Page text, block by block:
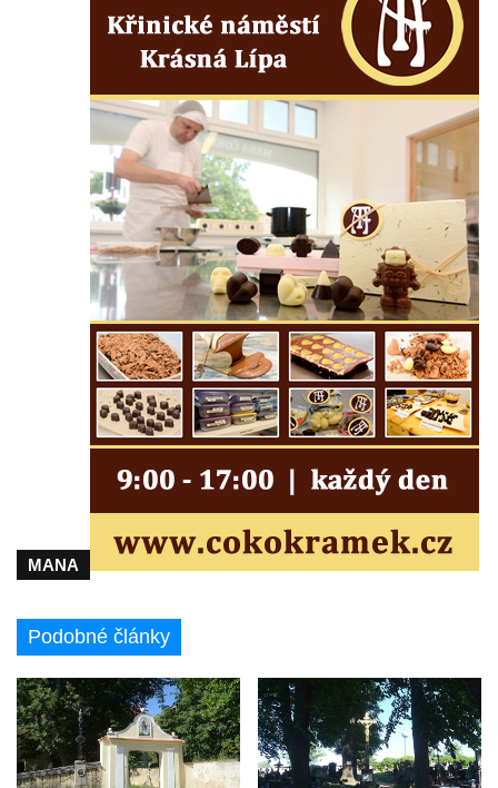
v Mikulášovicích
Drascheho kříž na zahradě domu čp. 915 v
Hillův kříž u domu čp. 436 v Mikulášovicích
Hampelův kříž západně od dolního nádraží
v Mikulášovicích
Kříž před kostelem svatých Petra a Pavla v
Růžové
Centrální kříž na starém hřbitově ve
Vilémově
Centrální kříž na novém hřbitově ve
Vilémově
Kříž u kostela Nanebevzetí Panny Marie na
křížové cestě ve Vilémově
Kříž u cesty mezi Růžovou a Kamenickou
Kříž u severní zdi kostela Nalezení svatého
Kříže ve Frýdlantu
Frýdlantu
Centrální kříž hřbitova ve Sloupu v Čechách
Kříž u koryta náhonu na Chřibské Kamenici
Kříž na Strážném vrchu v Rumburku
Kříž poblíž Ovčího mostu u Tisové
MANA
Podobné články